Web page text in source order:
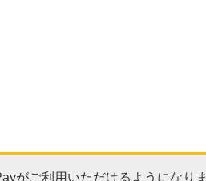
がご利用いただけるようになりま